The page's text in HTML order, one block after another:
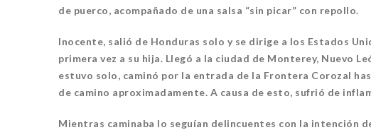
de puerco, acompañado de una salsa “sin picar” con repollo.
Inocente, salió de Honduras solo y se dirige a los Estados
primera vez a su hija. Llegó a la ciudad de Monterey, Nuevo
estuvo solo, caminó por la entrada de la Frontera Corozal
de camino aproximadamente. A causa de esto, sufrió de
Mientras caminaba lo seguían delincuentes con la intención